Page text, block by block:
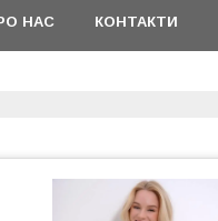
НАС КОНТАКТИ